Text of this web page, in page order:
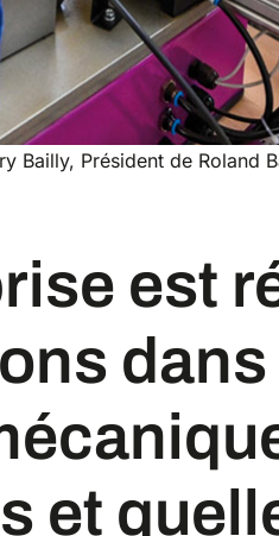
Bailly, Président de Roland
et